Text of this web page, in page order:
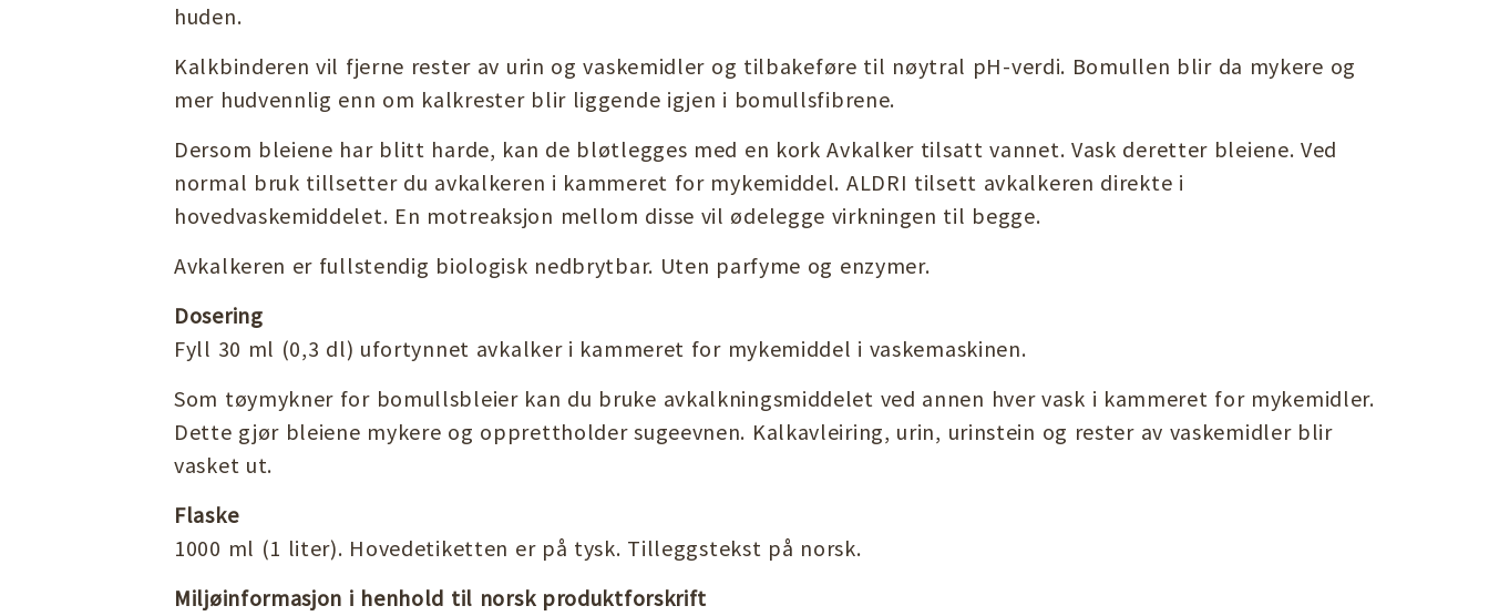
huden.
Kalkbinderen vil fjerne rester av urin og vaskemidler og tilbakeføre til nøytral pH-verdi. Bomullen blir da mykere og
mer hudvennlig enn om kalkrester blir liggende igjen i bomullsfibrene.
Dersom bleiene har blitt harde, kan de bløtlegges med en kork Avkalker tilsatt vannet. Vask deretter bleiene. Ved
normal bruk tillsetter du avkalkeren i kammeret for mykemiddel. ALDRI tilsett avkalkeren direkte i
hovedvaskemiddelet. En motreaksjon mellom disse vil ødelegge virkningen til begge.
Avkalkeren er fullstendig biologisk nedbrytbar. Uten parfyme og enzymer.
Dosering
Fyll 30 ml (0,3 dl) ufortynnet avkalker i kammeret for mykemiddel i vaskemaskinen.
Som tøymykner for bomullsbleier kan du bruke avkalkningsmiddelet ved annen hver vask i kammeret for mykemidler.
Dette gjør bleiene mykere og opprettholder sugeevnen. Kalkavleiring, urin, urinstein og rester av vaskemidler blir
vasket ut.
Flaske
1000 ml (1 liter). Hovedetiketten er på tysk. Tilleggstekst på norsk.
Miljøinformasjon i henhold til norsk produktforskrift